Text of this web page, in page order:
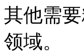
其他需
领域。